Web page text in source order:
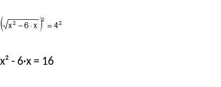
x² - 6·x = 16